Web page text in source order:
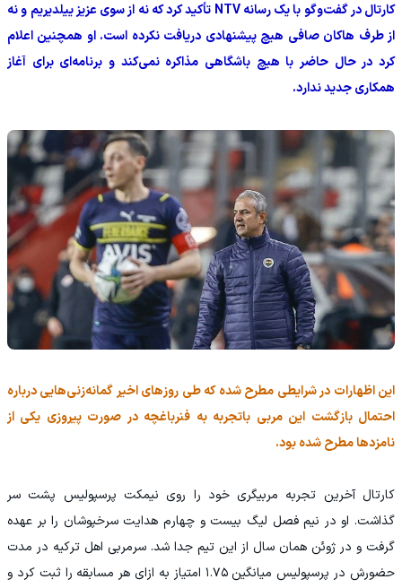
کارتال در گفت‌وگو با یک رسانه NTV تأکید کرد که نه از سوی عزیز ییلدیریم و نه
از طرف هاکان صافی هیچ پیشنهادی دریافت نکرده است. او همچنین اعلام
کرد در حال حاضر با هیچ باشگاهی مذاکره نمی‌کند و برنامه‌ای برای آغاز
همکاری جدید ندارد.
این اظهارات در شرایطی مطرح شده که طی روزهای اخیر گمانه‌زنی‌هایی درباره
احتمال بازگشت این مربی باتجربه به فنرباغچه در صورت پیروزی یکی از
نامزدها مطرح شده بود.
کارتال آخرین تجربه مربیگری خود را روی نیمکت پرسپولیس پشت سر
گذاشت. او در نیم فصل لیگ بیست و چهارم هدایت سرخپوشان را بر عهده
گرفت و در ژوئن همان سال از این تیم جدا شد. سرمربی اهل ترکیه در مدت
حضورش در پرسپولیس میانگین ۱.۷۵ امتیاز به ازای هر مسابقه را ثبت کرد و